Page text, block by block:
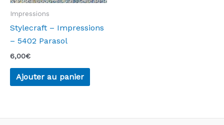
Impressions
Stylecraft – Impressions
– 5402 Parasol
6,00€
Ajouter au panier